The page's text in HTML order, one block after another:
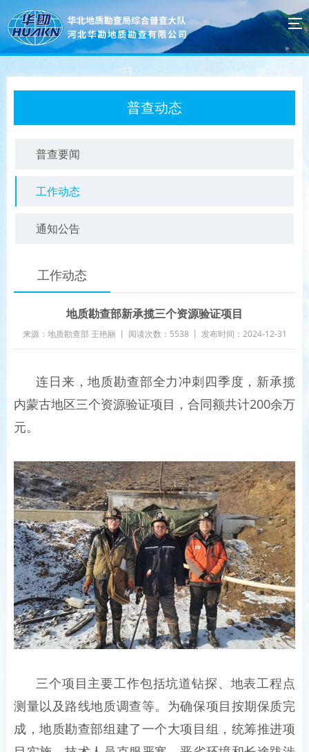
普查动态
普查要闻
工作动态
通知公告
工作动态
地质勘查部新承揽三个资源验证项目
来源：地质勘查部 王艳丽 丨 阅读次数：5538 丨 发布时间：2024-12-31
连日来，地质勘查部全力冲刺四季度，新承揽
内蒙古地区三个资源验证项目，合同额共计200余万
元。
三个项目主要工作包括坑道钻探、地表工程点
测量以及路线地质调查等。为确保项目按期保质完
成，地质勘查部组建了一个大项目组，统筹推进项